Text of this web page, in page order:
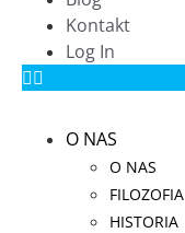
Kontakt
Log In
O NAS
O NAS
FILOZOFIA
HISTORIA